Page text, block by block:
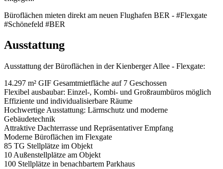
Büroflächen mieten direkt am neuen Flughafen BER - #Flexgate
#Schönefeld #BER
Ausstattung
Ausstattung der Büroflächen in der Kienberger Allee - Flexgate:
14.297 m² GIF Gesamtmietfläche auf 7 Geschossen
Flexibel ausbaubar: Einzel-, Kombi- und Großraumbüros möglich
Effiziente und individualisierbare Räume
Hochwertige Ausstattung: Lärmschutz und moderne
Gebäudetechnik
Attraktive Dachterrasse und Repräsentativer Empfang
Moderne Büroflächen im Flexgate
85 TG Stellplätze im Objekt
10 Außenstellplätze am Objekt
100 Stellplätze in benachbartem Parkhaus